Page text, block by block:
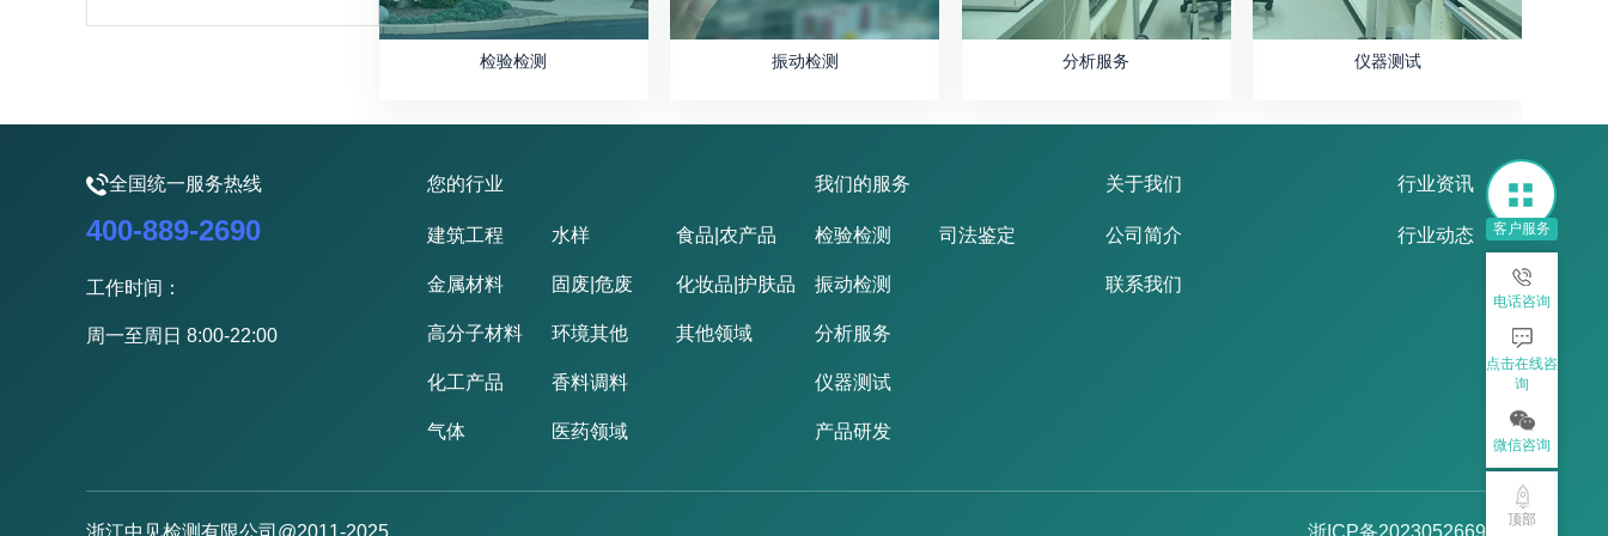
检验检测 振动检测 分析服务 仪器测试
全国统一服务热线
400-889-2690
工作时间：
周一至周日 8:00-22:00
您的行业
建筑工程
金属材料
高分子材料
化工产品
气体
水样
固废|危废
环境其他
香料调料
医药领域
食品|农产品
化妆品|护肤品
其他领域
我们的服务
检验检测
振动检测
分析服务
仪器测试
产品研发
司法鉴定
关于我们
公司简介
联系我们
行业资讯
行业动态 客户服务
电话咨询
点击在线咨
询
微信咨询
顶部